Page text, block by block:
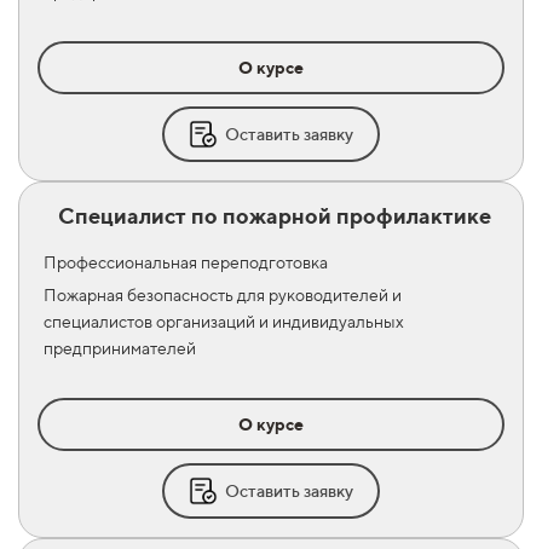
О курсе
Оставить заявку
Специалист по пожарной профилактике
Профессиональная переподготовка
Пожарная безопасность для руководителей и
специалистов организаций и индивидуальных
предпринимателей
О курсе
Оставить заявку